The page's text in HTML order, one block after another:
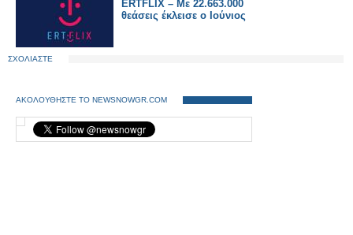
ERTFLIX – Με 22.663.000
θεάσεις έκλεισε ο Ιούνιος
ΣΧΟΛΙΑΣΤΕ
ΑΚΟΛΟΥΘΗΣΤΕ ΤΟ NEWSNOWGR.COM